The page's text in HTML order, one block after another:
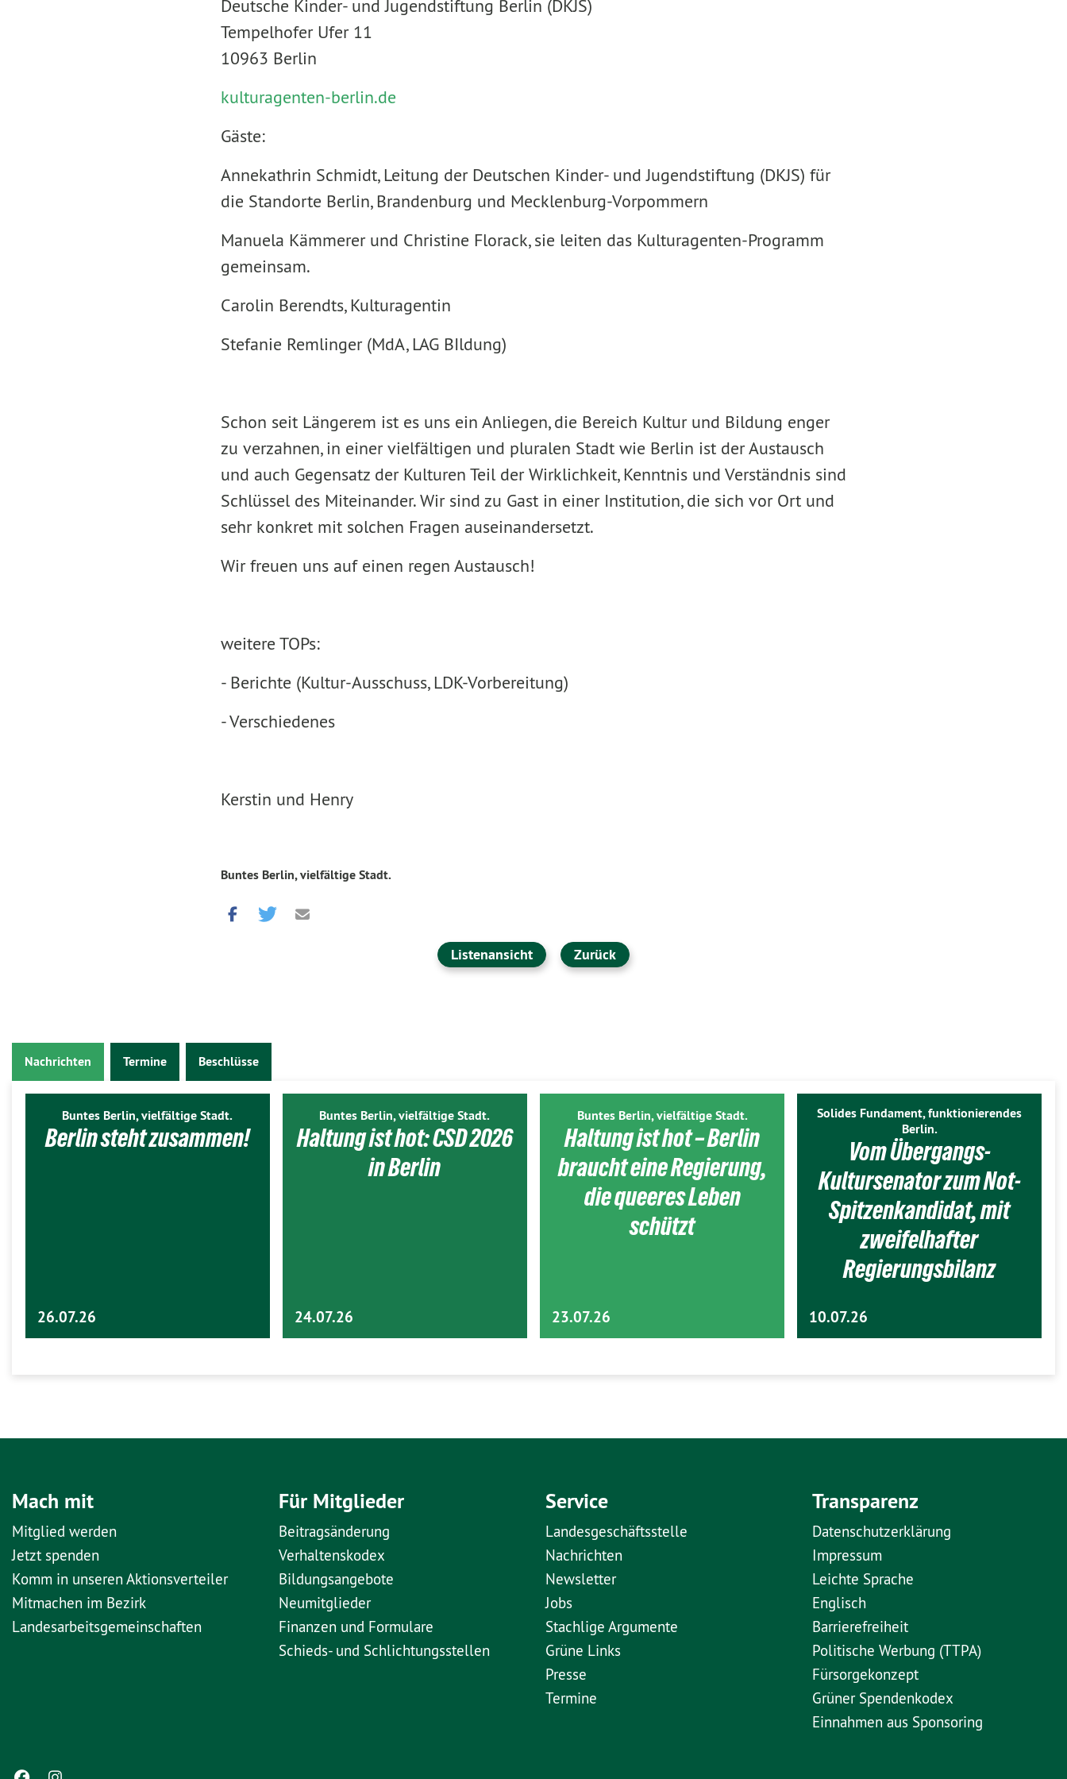
Deutsche Kinder- und Jugendstiftung Berlin (DKJS)
Tempelhofer Ufer 11
10963 Berlin
kulturagenten-berlin.de
Gäste:
Annekathrin Schmidt, Leitung der Deutschen Kinder- und Jugendstiftung (DKJS) für
die Standorte Berlin, Brandenburg und Mecklenburg-Vorpommern
Manuela Kämmerer und Christine Florack, sie leiten das Kulturagenten-Programm
gemeinsam.
Carolin Berendts, Kulturagentin
Stefanie Remlinger (MdA, LAG BIldung)
Schon seit Längerem ist es uns ein Anliegen, die Bereich Kultur und Bildung enger
zu verzahnen, in einer vielfältigen und pluralen Stadt wie Berlin ist der Austausch
und auch Gegensatz der Kulturen Teil der Wirklichkeit, Kenntnis und Verständnis sind
Schlüssel des Miteinander. Wir sind zu Gast in einer Institution, die sich vor Ort und
sehr konkret mit solchen Fragen auseinandersetzt.
Wir freuen uns auf einen regen Austausch!
weitere TOPs:
- Berichte (Kultur-Ausschuss, LDK-Vorbereitung)
- Verschiedenes
Kerstin und Henry
Buntes Berlin, vielfältige Stadt.
Listenansicht Zurück
Nachrichten Termine Beschlüsse
Buntes Berlin, vielfältige Stadt.
Berlin steht zusammen!
26.07.26
Buntes Berlin, vielfältige Stadt.
Haltung ist hot: CSD 2026
in Berlin
24.07.26
Buntes Berlin, vielfältige Stadt.
Haltung ist hot – Berlin
braucht eine Regierung,
die queeres Leben
schützt
23.07.26
Solides Fundament, funktionierendes
Berlin.
Vom Übergangs-
Kultursenator zum Not-
Spitzenkandidat, mit
zweifelhafter
Regierungsbilanz
10.07.26
Mach mit
Mitglied werden
Jetzt spenden
Komm in unseren Aktionsverteiler
Mitmachen im Bezirk
Landesarbeitsgemeinschaften
Für Mitglieder
Beitragsänderung
Verhaltenskodex
Bildungsangebote
Neumitglieder
Finanzen und Formulare
Schieds- und Schlichtungsstellen
Service
Landesgeschäftsstelle
Nachrichten
Newsletter
Jobs
Stachlige Argumente
Grüne Links
Presse
Termine
Transparenz
Datenschutzerklärung
Impressum
Leichte Sprache
Englisch
Barrierefreiheit
Politische Werbung (TTPA)
Fürsorgekonzept
Grüner Spendenkodex
Einnahmen aus Sponsoring